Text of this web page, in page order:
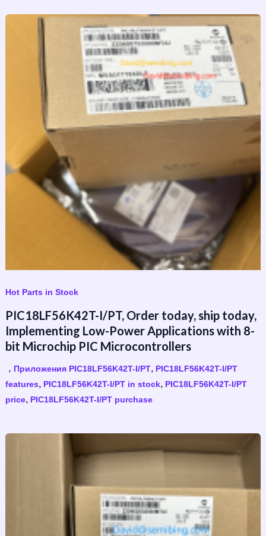
Hot Parts in Stock
PIC18LF56K42T-I/PT, Order today, ship today,
Implementing Low-Power Applications with 8-
bit Microchip PIC Microcontrollers
，Приложения PIC18LF56K42T-I/PT, PIC18LF56K42T-I/PT
features, PIC18LF56K42T-I/PT in stock, PIC18LF56K42T-I/PT
price, PIC18LF56K42T-I/PT purchase